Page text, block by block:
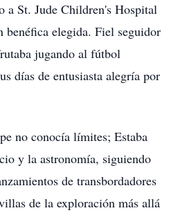
a St. Jude Children's Hospital
benéfica elegida. Fiel seguidor
jugando al fútbol
días de entusiasta alegría por
no conocía límites; Estaba
y la astronomía, siguiendo
de transbordadores
de la exploración más allá